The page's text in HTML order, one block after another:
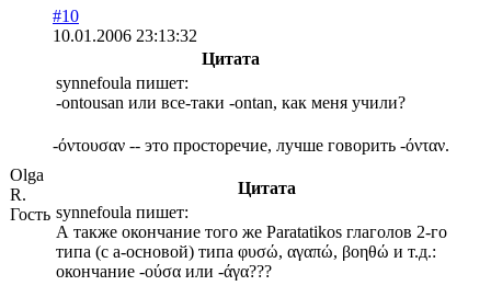
Olga
R.
Гость
#10
10.01.2006 23:13:32
Цитата
synnefoula пишет:
-ontousan или все-таки -ontan, как меня учили?
-όντουσαν -- это просторечие, лучше говорить -όνταν.
Цитата
synnefoula пишет:
А также окончание того же Paratatikos глаголов 2-го
типа (с а-основой) типа φυσώ, αγαπώ, βοηθώ и т.д.:
окончание -ούσα или -άγα???